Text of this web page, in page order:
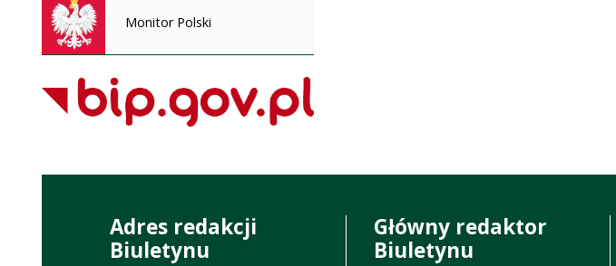
Monitor Polski
Adres redakcji
Biuletynu
Główny redaktor
Biuletynu